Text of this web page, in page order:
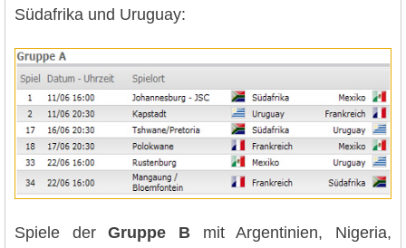
Südafrika und Uruguay:
Spiele derGruppe B mit Argentinien, Nigeria,